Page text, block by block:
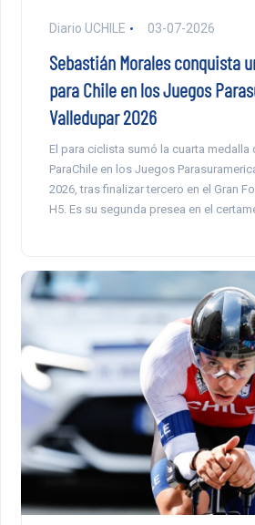
Diario UCHILE 03-07-2026
Sebastián Morales conquista
para Chile en los Juegos
Valledupar 2026
El para ciclista sumó la cuarta medalla
ParaChile en los Juegos
2026, tras finalizar tercero en el Gran
H5. Es su segunda presea en el